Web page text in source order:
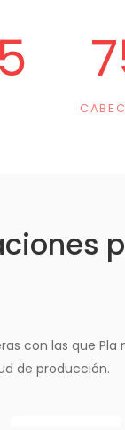
con las que
de producción.